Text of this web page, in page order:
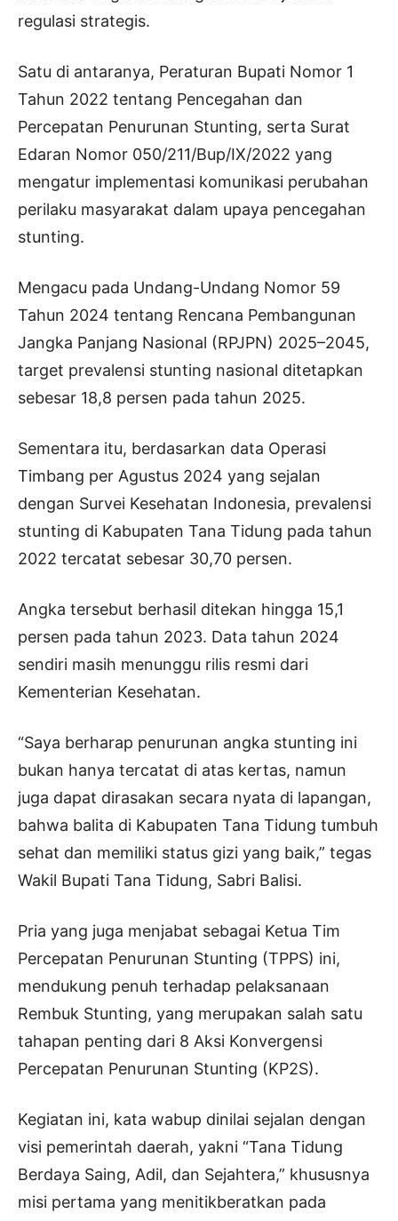
regulasi strategis.
Satu di antaranya, Peraturan Bupati Nomor 1
Tahun 2022 tentang Pencegahan dan
Percepatan Penurunan Stunting, serta Surat
Edaran Nomor 050/211/Bup/IX/2022 yang
mengatur implementasi komunikasi perubahan
perilaku masyarakat dalam upaya pencegahan
stunting.
Mengacu pada Undang-Undang Nomor 59
Tahun 2024 tentang Rencana Pembangunan
Jangka Panjang Nasional (RPJPN) 2025–2045,
target prevalensi stunting nasional ditetapkan
sebesar 18,8 persen pada tahun 2025.
Sementara itu, berdasarkan data Operasi
Timbang per Agustus 2024 yang sejalan
dengan Survei Kesehatan Indonesia, prevalensi
stunting di Kabupaten Tana Tidung pada tahun
2022 tercatat sebesar 30,70 persen.
Angka tersebut berhasil ditekan hingga 15,1
persen pada tahun 2023. Data tahun 2024
sendiri masih menunggu rilis resmi dari
Kementerian Kesehatan.
“Saya berharap penurunan angka stunting ini
bukan hanya tercatat di atas kertas, namun
juga dapat dirasakan secara nyata di lapangan,
bahwa balita di Kabupaten Tana Tidung tumbuh
sehat dan memiliki status gizi yang baik,” tegas
Wakil Bupati Tana Tidung, Sabri Balisi.
Pria yang juga menjabat sebagai Ketua Tim
Percepatan Penurunan Stunting (TPPS) ini,
mendukung penuh terhadap pelaksanaan
Rembuk Stunting, yang merupakan salah satu
tahapan penting dari 8 Aksi Konvergensi
Percepatan Penurunan Stunting (KP2S).
Kegiatan ini, kata wabup dinilai sejalan dengan
visi pemerintah daerah, yakni “Tana Tidung
Berdaya Saing, Adil, dan Sejahtera,” khususnya
misi pertama yang menitikberatkan pada